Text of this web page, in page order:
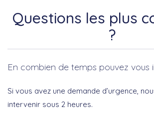
Questions les plus
?
En combien de temps pouvez vous
Si vous avez une demande d’urgence,
intervenir sous 2 heures.